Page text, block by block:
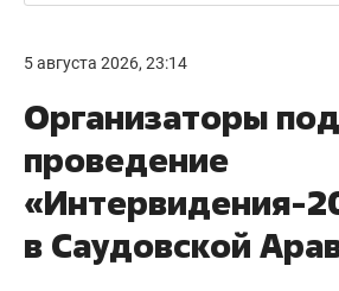
5 августа 2026, 23:14
Организаторы
проведение
«Интервидения-
в Саудовской